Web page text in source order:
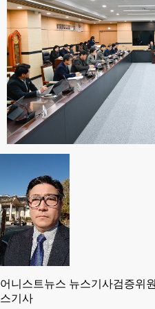
어니스트뉴스 뉴스기사검증위
스기사